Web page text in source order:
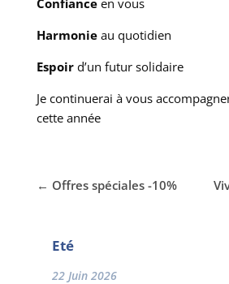
Harmonieau quotidien
Espoir d’un futur solidaire
Je continuerai à vous
cette année
← Offres spéciales -10%
Eté
22 Juin 2026